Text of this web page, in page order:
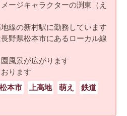
ージキャラクターの渕東（え
線の新村駅に勤務しています
野県松本市にあるローカル線
風景が広がります
ります
松本市 上高地 萌え
鉄道